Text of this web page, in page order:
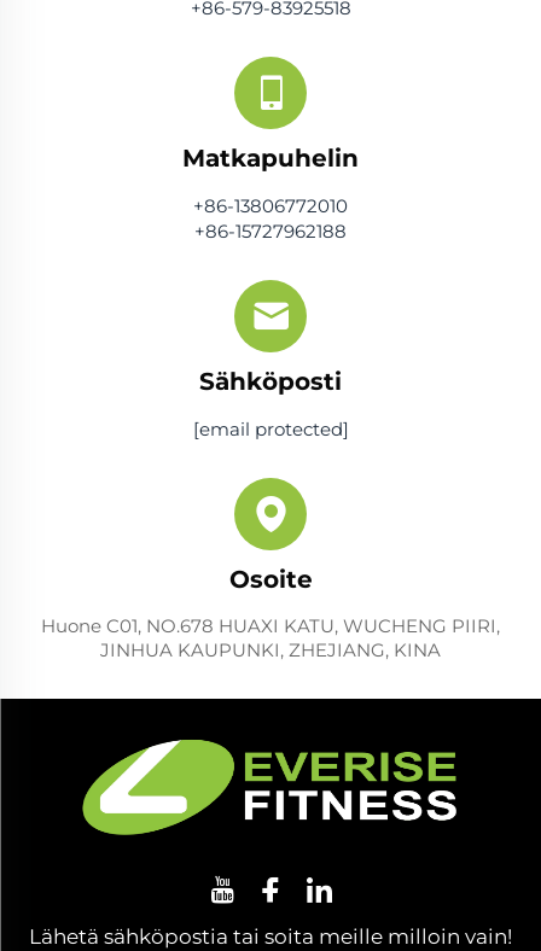
+86-579-83925518
Matkapuhelin
+86-13806772010
+86-15727962188
Sähköposti
[email protected]
Osoite
Huone C01, NO.678 HUAXI KATU, WUCHENG PIIRI,
JINHUA KAUPUNKI, ZHEJIANG, KINA
Lähetä sähköpostia tai soita meille milloin vain!